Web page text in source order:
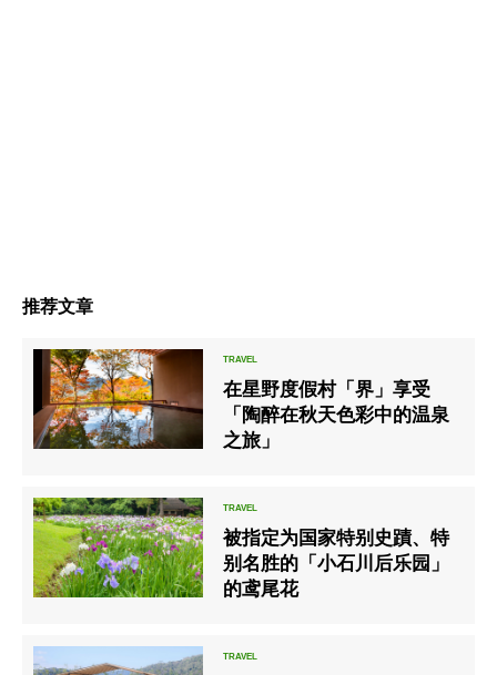
推荐文章
在星野度假村「界」享受
「陶醉在秋天色彩中的温泉
之旅」
被指定为国家特别史蹟、特
别名胜的「小石川后乐园」
的鸢尾花